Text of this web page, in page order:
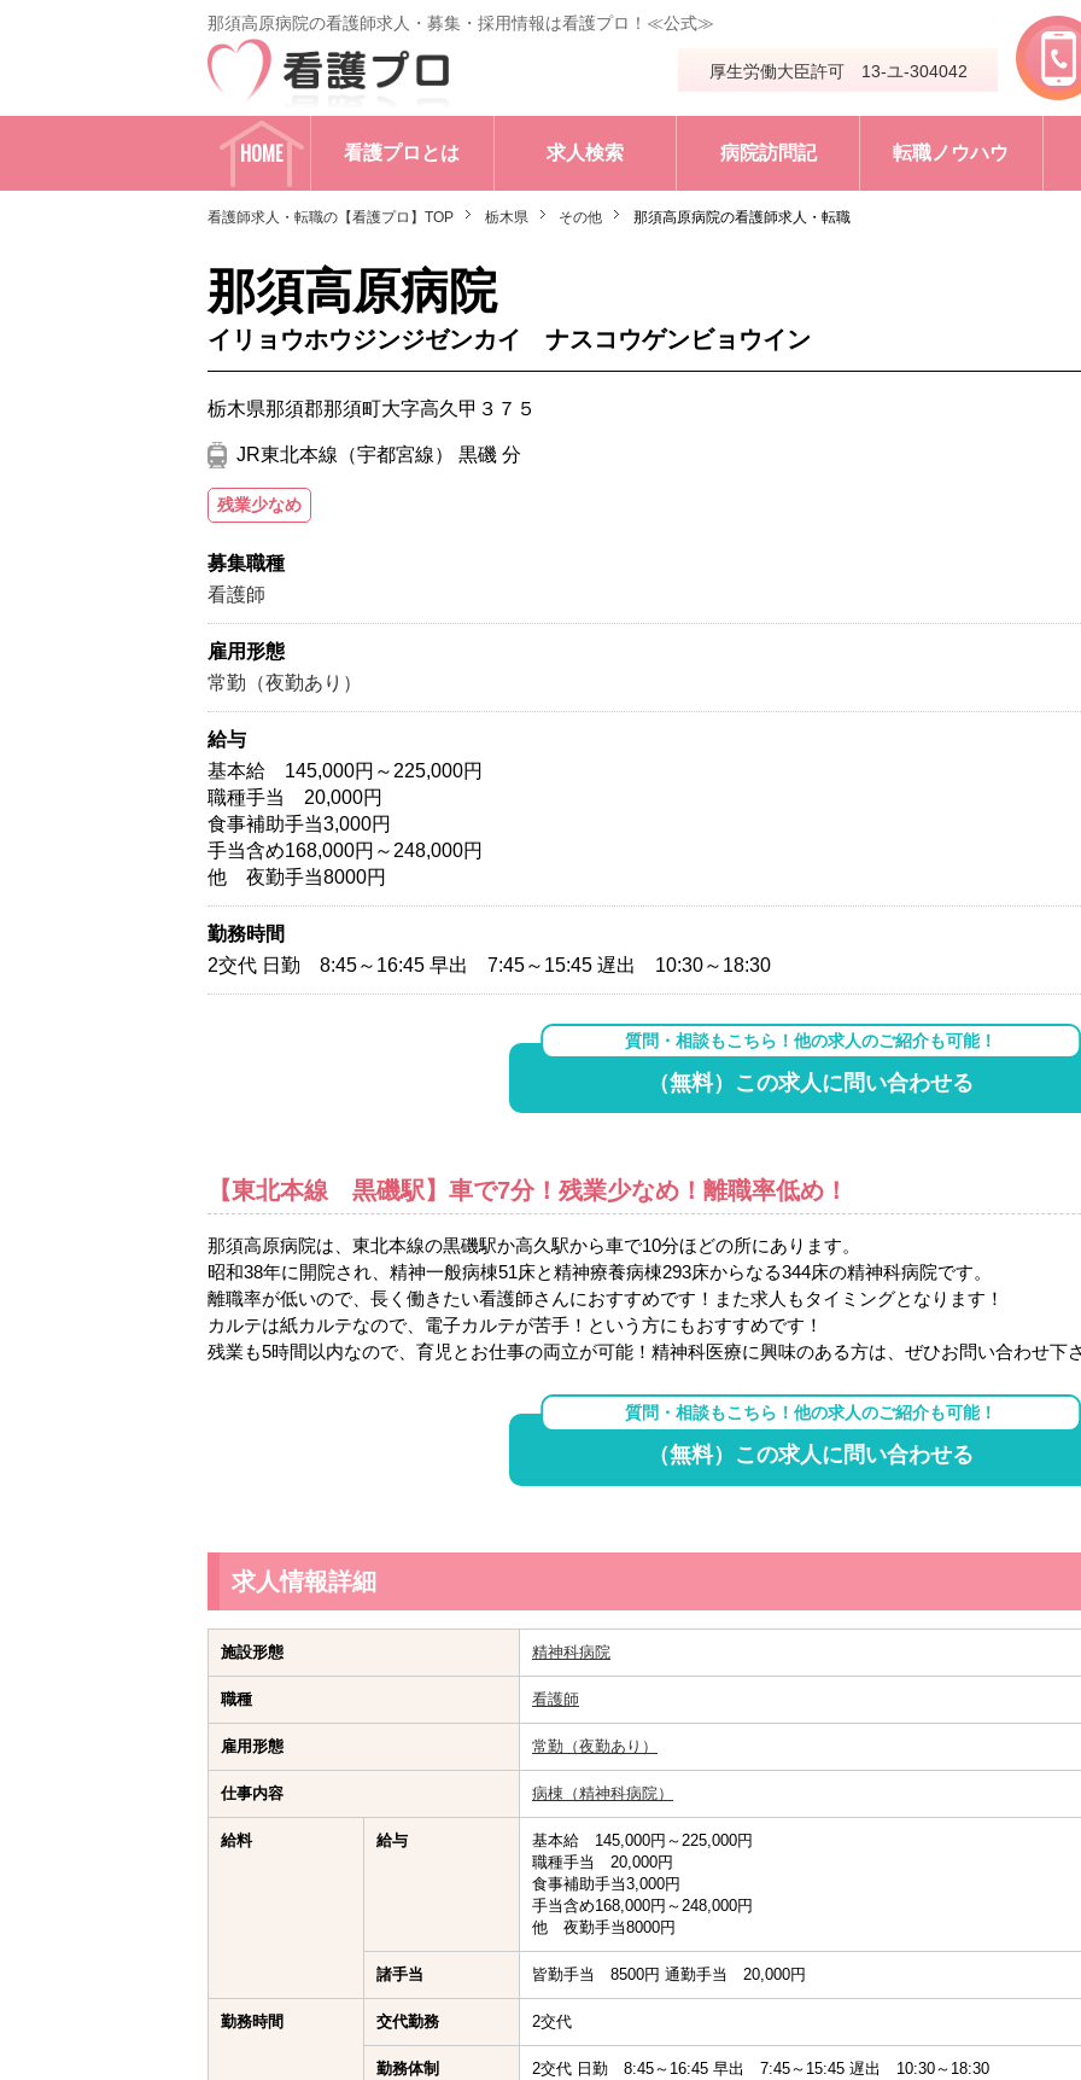
那須高原病院の看護師求人・募集・採用情報は看護プロ！≪公式≫
厚生労働大臣許可 13-ユ-304042
HOME 看護プロとは 求人検索 病院訪問記 転職ノウハウ
看護師求人・転職の【看護プロ】TOP 栃木県 その他 那須高原病院の看護師求人・転職
那須高原病院
イリョウホウジンジゼンカイ ナスコウゲンビョウイン
栃木県那須郡那須町大字高久甲３７５
JR東北本線（宇都宮線） 黒磯 分
残業少なめ
募集職種
看護師
雇用形態
常勤（夜勤あり）
給与
基本給 145,000円～225,000円
職種手当 20,000円
食事補助手当3,000円
手当含め168,000円～248,000円
他 夜勤手当8000円
勤務時間
2交代 日勤 8:45～16:45 早出 7:45～15:45 遅出 10:30～18:30
質問・相談もこちら！他の求人のご紹介も可能！
（無料）この求人に問い合わせる
【東北本線 黒磯駅】車で7分！残業少なめ！離職率低め！
那須高原病院は、東北本線の黒磯駅か高久駅から車で10分ほどの所にあります。
昭和38年に開院され、精神一般病棟51床と精神療養病棟293床からなる344床の精神科病院です。
離職率が低いので、長く働きたい看護師さんにおすすめです！また求人もタイミングとなります！
カルテは紙カルテなので、電子カルテが苦手！という方にもおすすめです！
残業も5時間以内なので、育児とお仕事の両立が可能！精神科医療に興味のある方は、ぜひお問い合わせ下
質問・相談もこちら！他の求人のご紹介も可能！
（無料）この求人に問い合わせる
求人情報詳細
施設形態 精神科病院
職種 看護師
雇用形態 常勤（夜勤あり）
仕事内容 病棟（精神科病院）
給料 給与
基本給 145,000円～225,000円
職種手当 20,000円
食事補助手当3,000円
手当含め168,000円～248,000円
他 夜勤手当8000円
諸手当 皆勤手当 8500円 通勤手当 20,000円
勤務時間 交代勤務 2交代
勤務体制 2交代 日勤 8:45～16:45 早出 7:45～15:45 遅出 10:30～18:30